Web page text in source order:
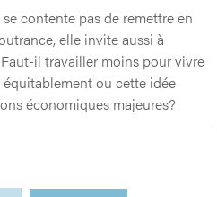
contente pas de remettre en
elle invite aussi à
il travailler moins pour vivre
ou cette idée
économiques majeures?